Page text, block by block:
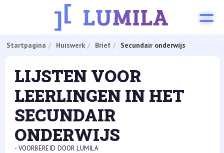
Startpagina Huiswerk Brief Secundair onderwijs
LIJSTEN VOOR
LEERLINGEN IN HET
SECUNDAIR
ONDERWIJS
- VOORBEREID DOOR LUMILA